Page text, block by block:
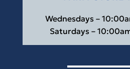
Wednesdays –
Saturdays –